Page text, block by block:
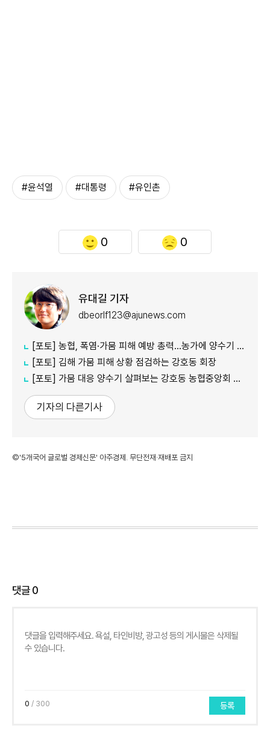
#윤석열 #대통령 #유인촌
0 0
유대길 기자
dbeorlf123@ajunews.com
[포토] 농협, 폭염·가뭄 피해 예방 총력…농가에 양수기 지원
[포토] 김해 가뭄 피해 상황 점검하는 강호동 회장
[포토] 가뭄 대응 양수기 살펴보는 강호동 농협중앙회 회장
기자의 다른기사
©'5개국어 글로벌 경제신문' 아주경제. 무단전재·재배포 금지
댓글0
0 / 300 등록